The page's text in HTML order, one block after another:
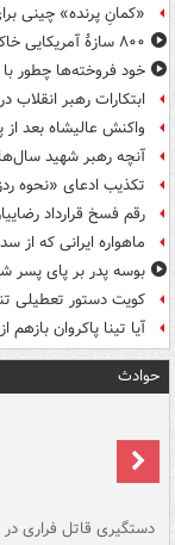
«کمانِ پرنده» چینی
۸۰۰ سازۀ آمریکایی خاکستر شد
خود فروخته‌ها چطور
ابتکارات رهبر انقلاب
واکنش عالیشاه بعد
آنچه رهبر شهید
تکذیب ادعای «نحوه
رقم فسخ قرارداد رضاییان با
ماهواره ایرانی که از
بوسه‌ پدر بر پای پسر
کویت دستور تعطیلی
آیا تینا پاکروان
حوادث
دستگیری قاتل فراری در